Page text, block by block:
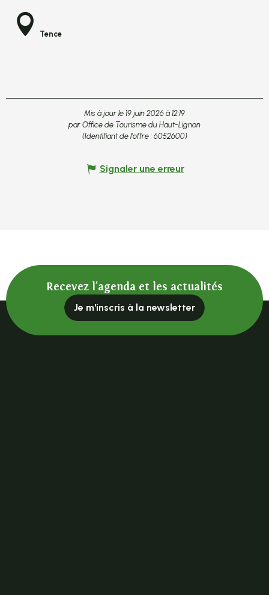
Tence
Mis à jour le 19 juin 2026 à 12:19
par Office de Tourisme du Haut-Lignon
(Identifiant de l'offre : 6052600)
Signaler une erreur
Recevez l'agenda et les actualités
Je m'inscris à la newsletter